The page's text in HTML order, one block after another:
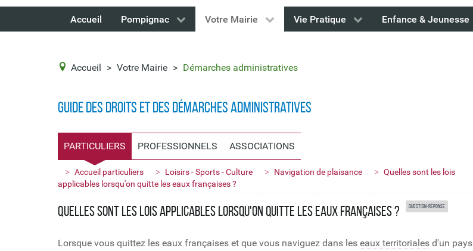
Accueil Pompignac Votre Mairie Vie Pratique Enfance & Jeunesse
Accueil > Votre Mairie > Démarches administratives
Guide des droits et des démarches administratives
PARTICULIERS PROFESSIONNELS ASSOCIATIONS
Accueil particuliers Loisirs - Sports - Culture Navigation de plaisance
Quelles sont les lois
applicables lorsqu'on quitte les eaux françaises ?
Quelles sont les lois applicables lorsqu'on quitte les eaux françaises ? Question-réponse
Lorsque vous quittez les eaux françaises et que vous naviguez dans les eaux territoriales d'un pays